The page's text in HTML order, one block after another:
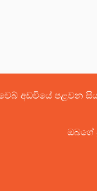
වෙබ් අඩවියේ පළවන
ඔබගේ